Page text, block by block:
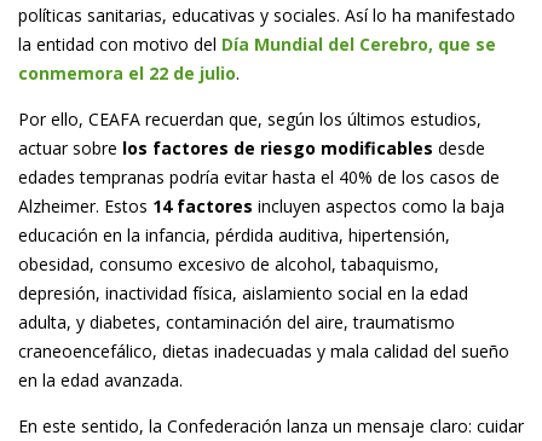
políticas sanitarias, educativas y sociales. Así lo ha manifestado
la entidad con motivo del Día Mundial del Cerebro, que se
conmemora el 22 de julio.
Por ello, CEAFA recuerdan que, según los últimos estudios,
actuar sobre los factores de riesgo modificables desde
edades tempranas podría evitar hasta el 40% de los casos de
Alzheimer. Estos 14 factores incluyen aspectos como la baja
educación en la infancia, pérdida auditiva, hipertensión,
obesidad, consumo excesivo de alcohol, tabaquismo,
depresión, inactividad física, aislamiento social en la edad
adulta, y diabetes, contaminación del aire, traumatismo
craneoencefálico, dietas inadecuadas y mala calidad del sueño
en la edad avanzada.
En este sentido, la Confederación lanza un mensaje claro: cuidar